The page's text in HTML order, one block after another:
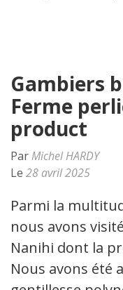
Gambiers
Ferme
product
ParMichel HARDY
Le 28 avril 2025
Parmi la
nous avons
Nanihi dont la
Nous avons été